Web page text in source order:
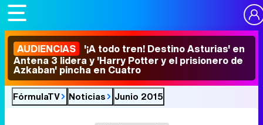
AUDIENCIAS '¡A todo tren! Destino Asturias' en
Antena 3 lidera y 'Harry Potter y el prisionero de
Azkaban' pincha en Cuatro
FórmulaTV Noticias Junio 2015